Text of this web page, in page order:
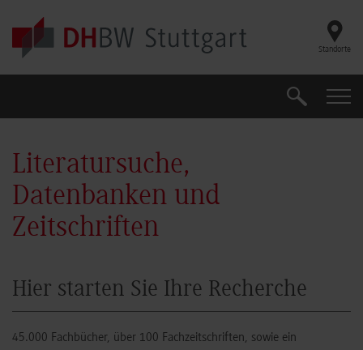
Skip to main content
Standorte
Suche
Literatursuche,
Datenbanken und
Zeitschriften
Hier starten Sie Ihre Recherche
45.000 Fachbücher, über 100 Fachzeitschriften, sowie ein